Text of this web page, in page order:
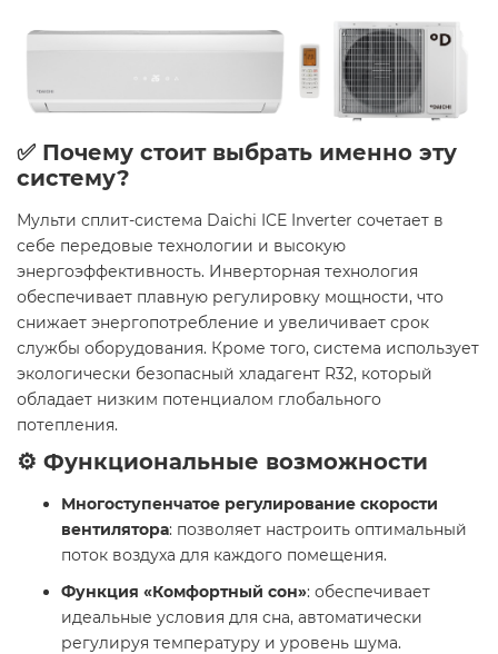
✅ Почему стоит выбрать именно эту
систему?
Мульти сплит-система Daichi ICE Inverter сочетает в
себе передовые технологии и высокую
энергоэффективность. Инверторная технология
обеспечивает плавную регулировку мощности, что
снижает энергопотребление и увеличивает срок
службы оборудования. Кроме того, система использует
экологически безопасный хладагент R32, который
обладает низким потенциалом глобального
потепления.
⚙️ Функциональные возможности
Многоступенчатое регулирование скорости
вентилятора: позволяет настроить оптимальный
поток воздуха для каждого помещения.
Функция «Комфортный сон»: обеспечивает
идеальные условия для сна, автоматически
регулируя температуру и уровень шума.